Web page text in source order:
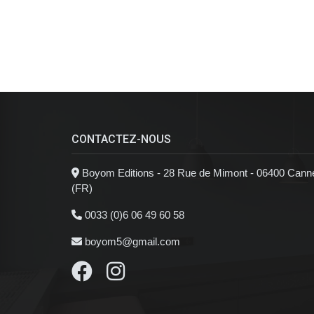
CONTACTEZ-NOUS
Boyom Editions - 28 Rue de Mimont - 06400
(FR)
0033 (0)6 06 49 60 58
boyom5@gmail.com